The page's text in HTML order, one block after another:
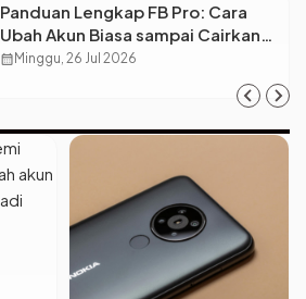
Panduan Lengkap FB Pro: Cara
Ubah Akun Biasa sampai Cairkan
Dolar ke Rekening
calendar_month Minggu, 26 Jul 2026